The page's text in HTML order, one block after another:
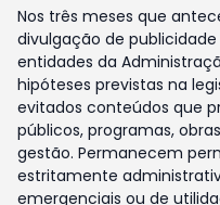
Nos três meses que
divulgação de
entidades da
hipóteses previstas na
evitados conteúdos que
públicos, programas,
gestão. Permanecem
estritamente
emergenciais ou de